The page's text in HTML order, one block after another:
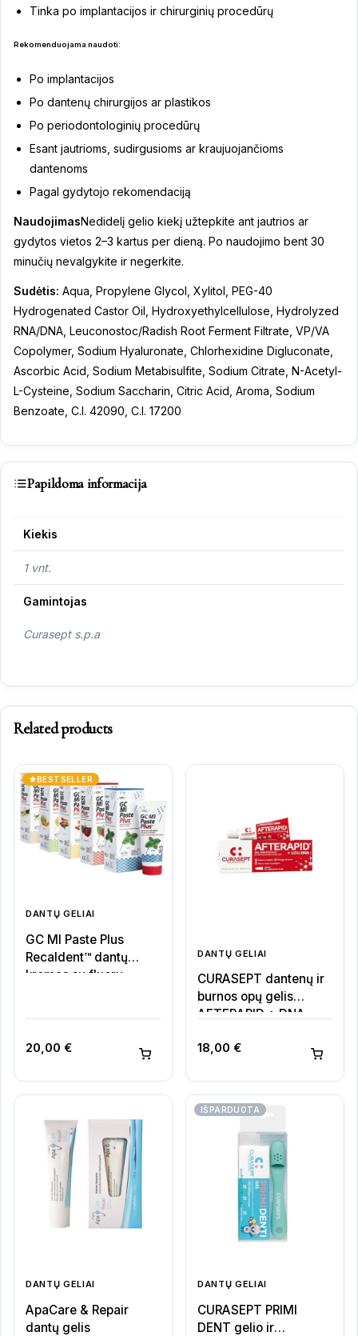
Tinka po implantacijos ir chirurginių procedūrų
Rekomenduojama naudoti:
Po implantacijos
Po dantenų chirurgijos ar plastikos
Po periodontologinių procedūrų
Esant jautrioms, sudirgusioms ar kraujuojančioms
dantenoms
Pagal gydytojo rekomendaciją
NaudojimasNedidelį gelio kiekį užtepkite ant jautrios ar
gydytos vietos 2–3 kartus per dieną. Po naudojimo bent 30
minučių nevalgykite ir negerkite.
Sudėtis: Aqua, Propylene Glycol, Xylitol, PEG-40
Hydrogenated Castor Oil, Hydroxyethylcellulose, Hydrolyzed
RNA/DNA, Leuconostoc/Radish Root Ferment Filtrate, VP/VA
Copolymer, Sodium Hyaluronate, Chlorhexidine Digluconate,
Ascorbic Acid, Sodium Metabisulfite, Sodium Citrate, N-Acetyl-
L-Cysteine, Sodium Saccharin, Citric Acid, Aroma, Sodium
Benzoate, C.I. 42090, C.I. 17200
Papildoma informacija
Kiekis
1 vnt.
Gamintojas
Curasept s.p.a
Related products
BESTSELLER
DANTŲ GELIAI
GC MI Paste Plus
Recaldent™ dantų
kremas su fluoru
20,00 €
DANTŲ GELIAI
CURASEPT dantenų ir
burnos opų gelis
AFTERAPID + DNA
18,00 €
DANTŲ GELIAI
ApaCare & Repair
dantų gelis
IŠPARDUOTA
DANTŲ GELIAI
CURASEPT PRIMI
DENT gelio ir